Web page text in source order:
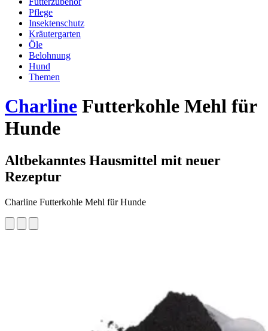
Pflege
Insektenschutz
Kräutergarten
Öle
Belohnung
Hund
Themen
Charline Futterkohle Mehl für
Hunde
Altbekanntes Hausmittel mit neuer
Rezeptur
Charline Futterkohle Mehl für Hunde